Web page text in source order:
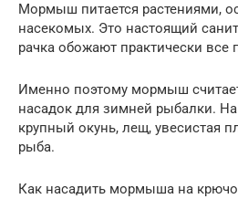
Мормыш питается растениями,
насекомых. Это настоящий
рачка обожают практически
Именно поэтому мормыш
насадок для зимней рыбалки.
крупный окунь, лещ, увесистая
рыба.
Как насадить мормыша на